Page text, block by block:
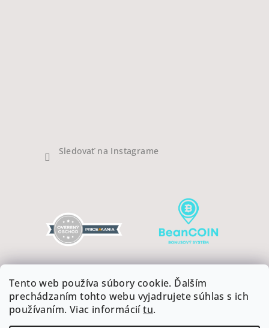
Tento web používa súbory cookie. Ďalším
prechádzaním tohto webu vyjadrujete súhlas s ich
používaním. Viac informáciítu.
Sledovať na Instagrame